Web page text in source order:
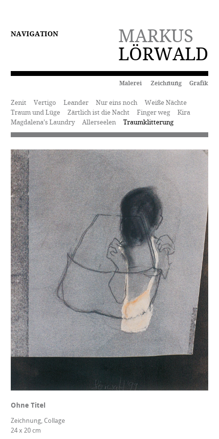
MARKUS
LÖRWALD
NAVIGATION
Malerei Zeichnung Grafik
Zenit Vertigo Leander Nur eins noch
Weiße Nächte
Traum und Lüge
Zärtlich ist die Nacht Finger weg
Kira
Magdalena’s Laundry
Allerseelen Traumklitterung
Ohne Titel
Zeichnung, Collage
24 x 20 cm